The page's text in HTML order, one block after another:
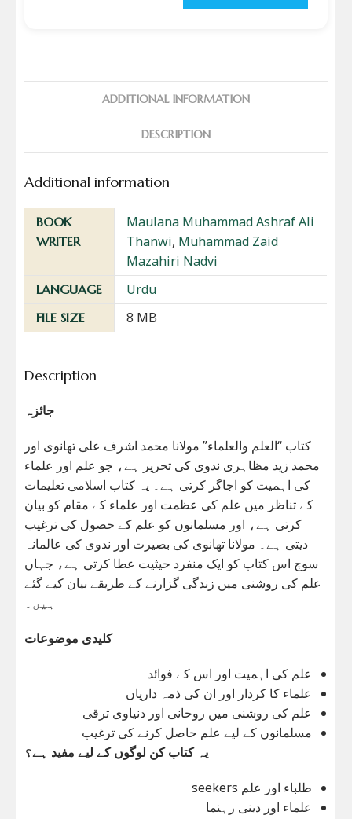
ADDITIONAL INFORMATION
DESCRIPTION
Additional information
BOOK
WRITER
Maulana Muhammad Ashraf Ali
Thanwi, Muhammad Zaid
Mazahiri Nadvi
LANGUAGE Urdu
FILE SIZE 8 MB
Description
جائزہ
کتاب “العلم والعلماء” مولانا محمد اشرف علی تھانوی اور
محمد زید مظاہری ندوی کی تحریر ہے، جو علم اور علماء
کی اہمیت کو اجاگر کرتی ہے۔ یہ کتاب اسلامی تعلیمات
کے تناظر میں علم کی عظمت اور علماء کے مقام کو بیان
کرتی ہے، اور مسلمانوں کو علم کے حصول کی ترغیب
دیتی ہے۔ مولانا تھانوی کی بصیرت اور ندوی کی عالمانہ
سوچ اس کتاب کو ایک منفرد حیثیت عطا کرتی ہے، جہاں
علم کی روشنی میں زندگی گزارنے کے طریقے بیان کیے گئے
ہیں۔
کلیدی موضوعات
علم کی اہمیت اور اس کے فوائد
علماء کا کردار اور ان کی ذمہ داریاں
علم کی روشنی میں روحانی اور دنیاوی ترقی
مسلمانوں کے لیے علم حاصل کرنے کی ترغیب
یہ کتاب کن لوگوں کے لیے مفید ہے؟
طلباء اور علم seekers
علماء اور دینی رہنما